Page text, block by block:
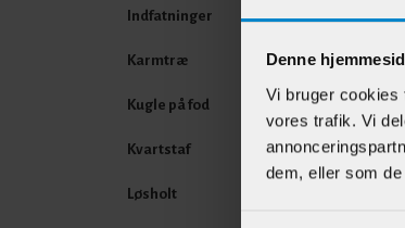
Denne
Vi bruger cookies
vores trafik. Vi
dem, eller som
Indfatninger
Karmtræ
Kugle på fod
Kvartstaf
Løsholt